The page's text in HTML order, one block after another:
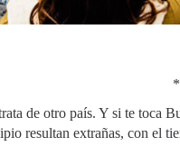
de otro país. Y si te toca
resultan extrañas, con el